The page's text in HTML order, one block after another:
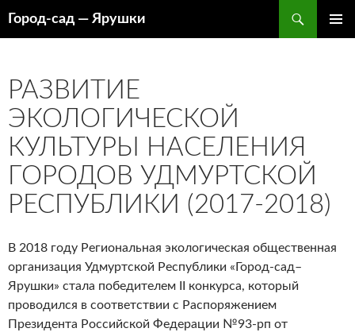
Город-cад — Ярушки
РАЗВИТИЕ
ЭКОЛОГИЧЕСКОЙ
КУЛЬТУРЫ НАСЕЛЕНИЯ
ГОРОДОВ УДМУРТСКОЙ
РЕСПУБЛИКИ (2017-2018)
В 2018 году Региональная экологическая общественная
организация Удмуртской Республики «Город-сад–
Ярушки» стала победителем II конкурса, который
проводился в соответствии с Распоряжением
Президента Российской Федерации №93-рп от